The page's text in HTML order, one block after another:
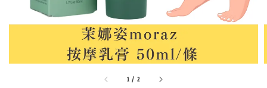
1 / 2